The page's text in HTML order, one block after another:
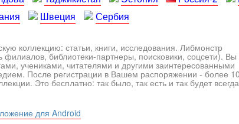
Швеция Сербия
коллекцию: статьи, книги, исследования. Либмонстр
библиотеки-партнеры, поисковики, соцсети). Вы
учениками, читателями и другими заинтересованными
После регистрации в Вашем распоряжении - более
Это бесплатно: так было, так есть и так будет
для Android